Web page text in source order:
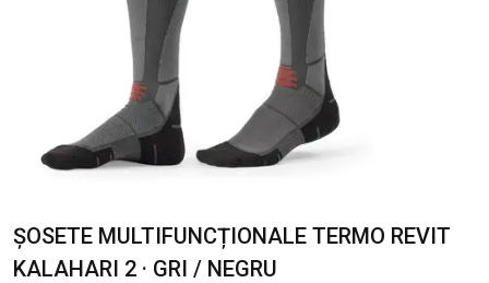
ȘOSETE MULTIFUNCȚIONALE TERMO REVIT
KALAHARI 2 · GRI / NEGRU